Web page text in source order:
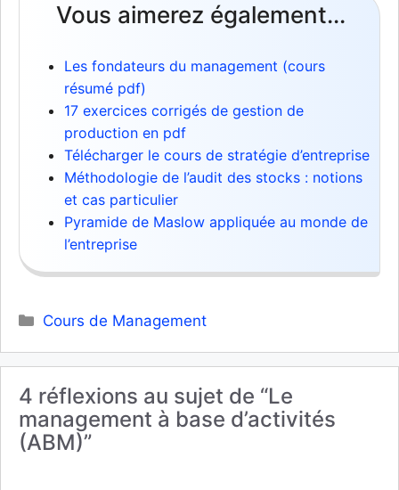
Vous aimerez également...
Les fondateurs du management (cours
résumé pdf)
17 exercices corrigés de gestion de
production en pdf
Télécharger le cours de stratégie d’entreprise
Méthodologie de l’audit des stocks : notions
et cas particulier
Pyramide de Maslow appliquée au monde de
l’entreprise
Catégories
Cours de Management
4 réflexions au sujet de “Le
management à base d’activités
(ABM)”